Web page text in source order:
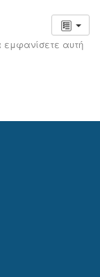
εμφανίσετε αυτή